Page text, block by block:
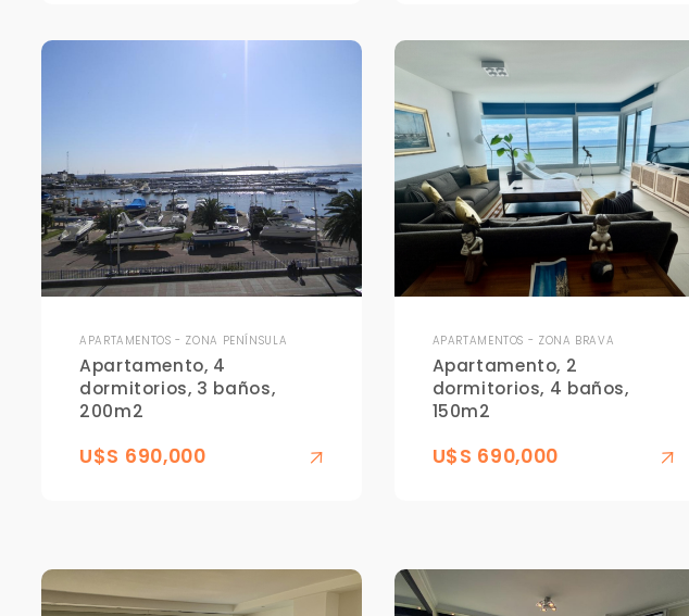
APARTAMENTOS - ZONA PENÍNSULA
Apartamento, 4
dormitorios, 3 baños,
200m2
U$S 690,000
APARTAMENTOS - ZONA BRAVA
Apartamento, 2
dormitorios, 4 baños,
150m2
U$S 690,000